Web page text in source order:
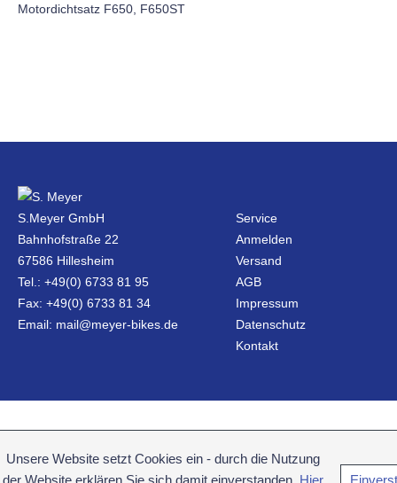
Motordichtsatz F650, F650ST
S.Meyer GmbH
Bahnhofstraße 22
67586 Hillesheim
Tel.: +49(0) 6733 81 95
Fax: +49(0) 6733 81 34
Email: mail@meyer-bikes.de
Service
Anmelden
Versand
AGB
Impressum
Datenschutz
Kontakt
Unsere Website setzt Cookies ein - durch die Nutzung
der Website erklären Sie sich damit einverstanden. Hier